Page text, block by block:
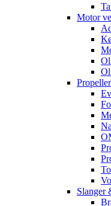
Motor
Propeller
Slanger